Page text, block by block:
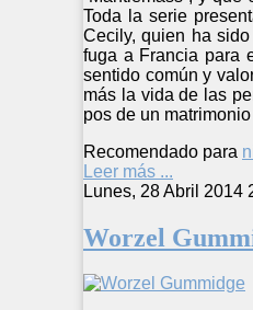
Toda la serie
Cecily, quien ha
fuga a Francia para
sentido común y
más la vida de las
pos de un
Recomendado para
Leer más ...
Lunes, 28 Abril 2014
Worzel